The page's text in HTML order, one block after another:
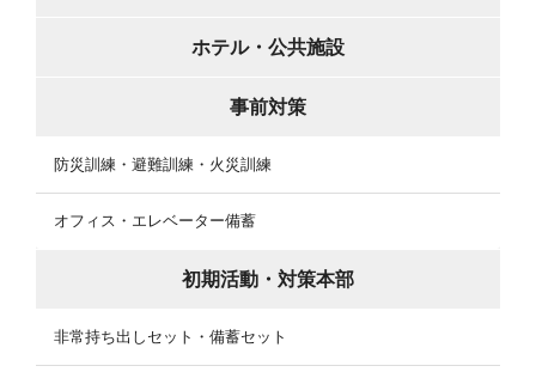
ホテル・公共施設
事前対策
防災訓練・避難訓練・火災訓練
オフィス・エレベーター備蓄
初期活動・対策本部
非常持ち出しセット・備蓄セット